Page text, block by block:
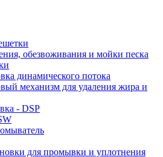
обезвоживания и мойки песка
динамического потока
механизм для удаления жира и
- DSP
для промывки и уплотнения